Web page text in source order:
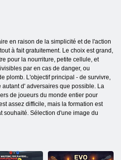
en raison de la simplicité et de l'action
à fait gratuitement. Le choix est grand,
pour la nourriture, petite cellule, et
par en cas de danger, ou
plomb. L'objectif principal - de survivre,
d' adversaires que possible. La
de joueurs du monde entier pour
assez difficile, mais la formation est
souhaité. Sélection d'une image du